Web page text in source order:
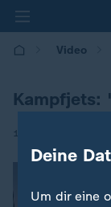
Video
Kampfjets:
10.06.2026 | 05:30
Deine
Um dir eine